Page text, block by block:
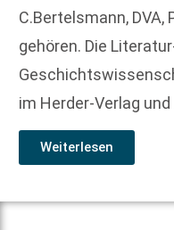
C.Bertelsmann, DVA,
gehören. Die
im Herder-Verlag
Weiterlesen